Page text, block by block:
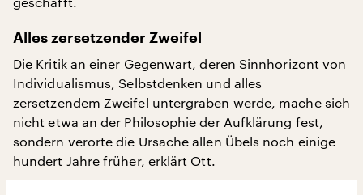
Alles zersetzender Zweifel
Die Kritik an einer Gegenwart, deren Sinnhorizont von
Individualismus, Selbstdenken und alles
zersetzendem Zweifel untergraben werde, mache sich
nicht etwa an der Philosophie der Aufklärung fest,
sondern verorte die Ursache allen Übels noch einige
hundert Jahre früher, erklärt Ott.